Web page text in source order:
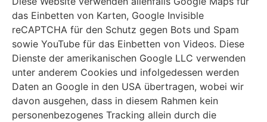
das Einbetten von Karten, Google Invisible
reCAPTCHA für den Schutz gegen Bots und Spam
sowie YouTube für das Einbetten von Videos. Diese
Dienste der amerikanischen Google LLC verwenden
unter anderem Cookies und infolgedessen werden
Daten an Google in den USA übertragen, wobei wir
davon ausgehen, dass in diesem Rahmen kein
personenbezogenes Tracking allein durch die